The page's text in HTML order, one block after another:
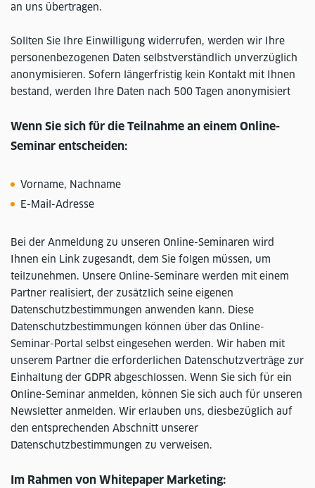
an uns übertragen.
Sollten Sie Ihre Einwilligung widerrufen, werden wir Ihre
personenbezogenen Daten selbstverständlich unverzüglich
anonymisieren. Sofern längerfristig kein Kontakt mit Ihnen
bestand, werden Ihre Daten nach 500 Tagen anonymisiert
Wenn Sie sich für die Teilnahme an einem Online-
Seminar entscheiden:
Vorname, Nachname
E-Mail-Adresse
Bei der Anmeldung zu unseren Online-Seminaren wird
Ihnen ein Link zugesandt, dem Sie folgen müssen, um
teilzunehmen. Unsere Online-Seminare werden mit einem
Partner realisiert, der zusätzlich seine eigenen
Datenschutzbestimmungen anwenden kann. Diese
Datenschutzbestimmungen können über das Online-
Seminar-Portal selbst eingesehen werden. Wir haben mit
unserem Partner die erforderlichen Datenschutzverträge zur
Einhaltung der GDPR abgeschlossen. Wenn Sie sich für ein
Online-Seminar anmelden, können Sie sich auch für unseren
Newsletter anmelden. Wir erlauben uns, diesbezüglich auf
den entsprechenden Abschnitt unserer
Datenschutzbestimmungen zu verweisen.
Im Rahmen von Whitepaper Marketing: